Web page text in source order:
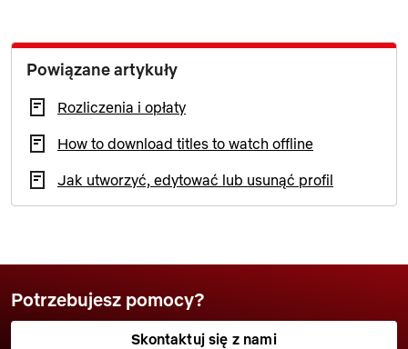
Powiązane artykuły
Rozliczenia i opłaty
How to download titles to watch offline
Jak utworzyć, edytować lub usunąć profil
Potrzebujesz pomocy?
Skontaktuj się z nami